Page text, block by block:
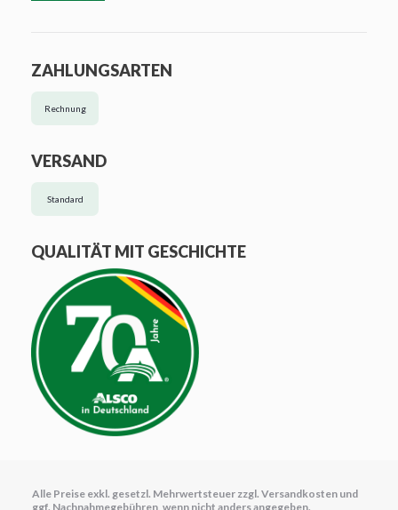
ZAHLUNGSARTEN
Rechnung
VERSAND
Standard
QUALITÄT MIT GESCHICHTE
Alle Preise exkl. gesetzl. Mehrwertsteuer zzgl. Versandkosten und
ggf. Nachnahmegebühren, wenn nicht anders angegeben.